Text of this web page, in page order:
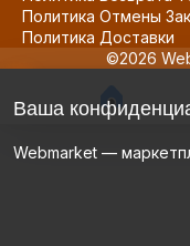
Политика Отмены
Политика Доставки
©2026
Ваша
Webmarket —